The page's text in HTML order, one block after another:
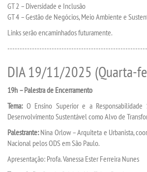
GT 2 – Diversidade e Inclusão
GT 4 – Gestão de Negócios, Meio Ambiente e
Links serão encaminhados futuramente.
DIA 19/11/2025 (Quarta-
19h – Palestra de Encerramento
Tema:O Ensino Superior e a Responsabilidade
Desenvolvimento Sustentável como Alvo de
Palestrante:Nina Orlow – Arquiteta e Urbanista,
Nacional pelos ODS em São Paulo.
Apresentação: Profa. Vanessa Ester Ferreira Nunes